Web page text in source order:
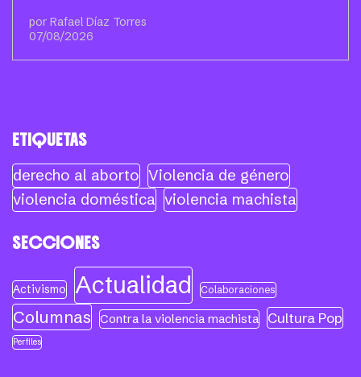
por Rafael Díaz Torres
07/08/2026
ETIQUETAS
derecho al aborto Violencia de género
violencia doméstica violencia machista
SECCIONES
Activismo Actualidad Colaboraciones
Columnas Contra la violencia machista Cultura Pop
Perfiles